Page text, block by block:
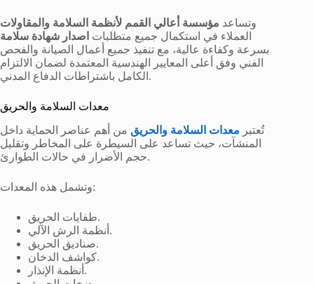
وتساعد مؤسسة أعالي القمم لأنظمة السلامة والمقاولات
العملاء في استكمال جميع متطلبات اصدار شهادة سلامة
بسرعة وكفاءة عالية، مع تنفيذ جميع أعمال الصيانة والفحص
الفني وفق أعلى المعايير الهندسية المعتمدة لضمان الالتزام
الكامل باشتراطات الدفاع المدني.
معدات السلامة والحريق
تُعتبر معدات السلامة والحريق من أهم عناصر الحماية داخل
المنشآت، حيث تساعد على السيطرة على المخاطر وتقليل
حجم الأضرار في حالات الطوارئ.
وتشمل هذه المعدات:
طفايات الحريق.
أنظمة الرش الآلي.
صناديق الحريق.
كواشف الدخان.
أنظمة الإنذار.